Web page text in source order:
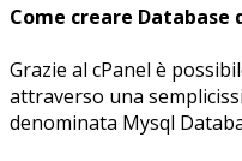
Come creare Database
Grazie al cPanel è
attraverso una
denominata Mysql